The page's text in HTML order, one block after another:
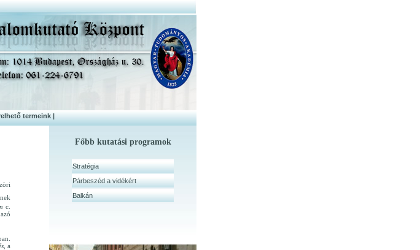
termeink |
Főbb kutatási programok
Stratégia
Párbeszéd a vidékért
Balkán
c.
a